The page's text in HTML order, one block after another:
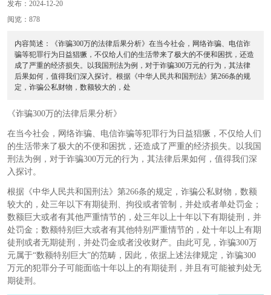
发布：2024-12-20
阅览：878
内容简述：《诈骗300万的法律后果分析》在当今社会，网络诈骗、电信诈
骗等犯罪行为日益猖獗，不仅给人们的生活带来了极大的不便和困扰，还造
成了严重的经济损失。以我国刑法为例，对于诈骗300万元的行为，其法律
后果如何，值得我们深入探讨。根据《中华人民共和国刑法》第266条的规
定，诈骗公私财物，数额较大的，处
《诈骗300万的法律后果分析》
在当今社会，网络诈骗、电信诈骗等犯罪行为日益猖獗，不仅给人们
的生活带来了极大的不便和困扰，还造成了严重的经济损失。以我国
刑法为例，对于诈骗300万元的行为，其法律后果如何，值得我们深
入探讨。
根据《中华人民共和国刑法》第266条的规定，诈骗公私财物，数额
较大的，处三年以下有期徒刑、拘役或者管制，并处或者单处罚金；
数额巨大或者有其他严重情节的，处三年以上十年以下有期徒刑，并
处罚金；数额特别巨大或者有其他特别严重情节的，处十年以上有期
徒刑或者无期徒刑，并处罚金或者没收财产。由此可见，诈骗300万
元属于“数额特别巨大”的范畴，因此，依据上述法律规定，诈骗300
万元的犯罪分子可能面临十年以上的有期徒刑，并且有可能被判处无
期徒刑。